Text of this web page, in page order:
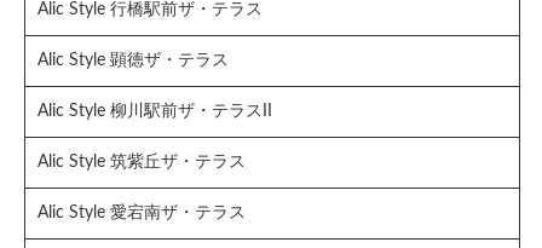
Alic Style 行橋駅前ザ・テラス
Alic Style 顕徳ザ・テラス
Alic Style 柳川駅前ザ・テラスII
Alic Style 筑紫丘ザ・テラス
Alic Style 愛宕南ザ・テラス